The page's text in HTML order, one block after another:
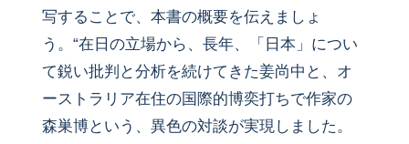
写することで、本書の概要を伝えましょ
う。“在日の立場から、長年、「日本」につい
て鋭い批判と分析を続けてきた姜尚中と、オ
ーストラリア在住の国際的博奕打ちで作家の
森巣博という、異色の対談が実現しました。